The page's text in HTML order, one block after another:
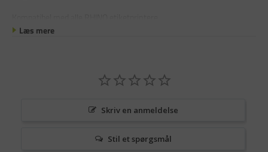
Læs mere
Skriv en anmeldelse
Stil et spørgsmål